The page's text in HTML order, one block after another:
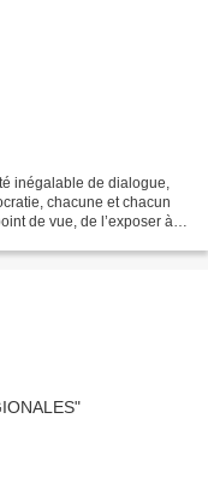
inégalable de dialogue,
chacune et chacun
de vue, de l’exposer à